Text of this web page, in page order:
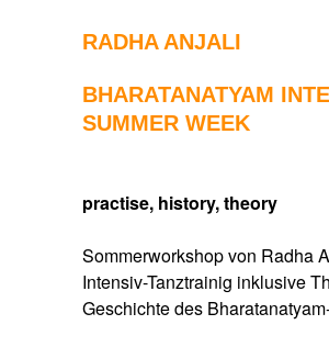
RADHA ANJALI
BHARATANATYAM
SUMMER WEEK
practise, history, theory
Sommerworkshop von Radha
Intensiv-Tanztrainig inklusive
Geschichte des